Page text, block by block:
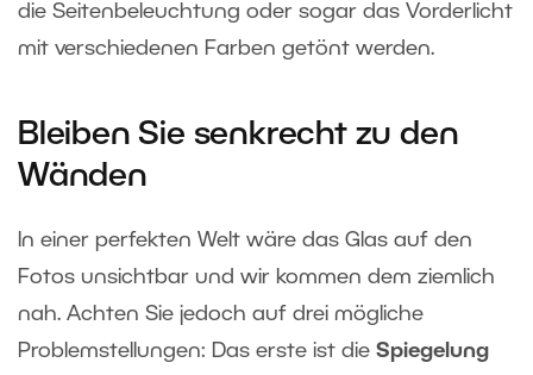
die Seitenbeleuchtung oder sogar das Vorderlicht
mit verschiedenen Farben getönt werden.
Bleiben Sie senkrecht zu den
Wänden
In einer perfekten Welt wäre das Glas auf den
Fotos unsichtbar und wir kommen dem ziemlich
nah. Achten Sie jedoch auf drei mögliche
Problemstellungen: Das erste ist die Spiegelung